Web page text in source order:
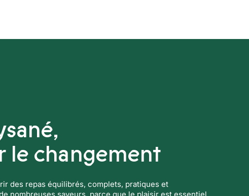
le changement
des repas équilibrés, complets, pratiques et